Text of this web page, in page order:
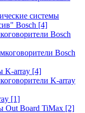
системы
Bosch [4]
Bosch
Bosch
K-array [4]
K-array
[1]
Out Board TiMax [2]